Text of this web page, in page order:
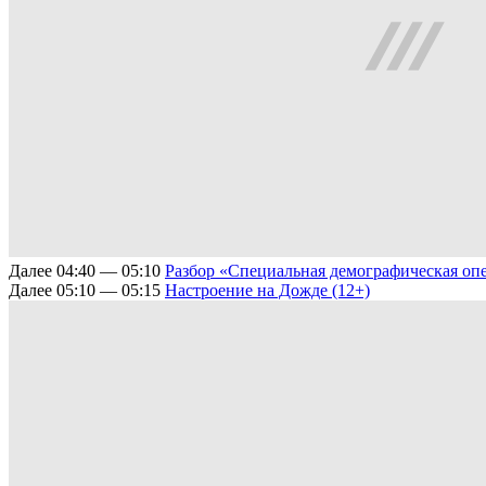
Далее 04:40 — 05:10 Разбор «Специальная демографическая
Далее 05:10 — 05:15 Настроение на Дожде (12+)